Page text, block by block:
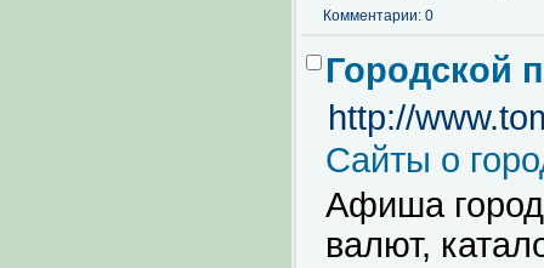
Комментарии: 0
Городской
http://
Сайты о
Афиша
валют,